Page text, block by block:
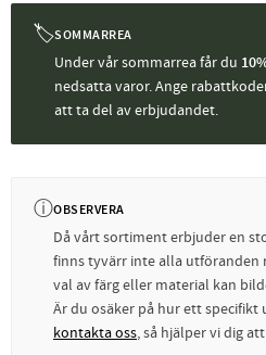
🏷SOMMARREA
Under vår sommarrea får du
nedsatta varor. Ange
att ta del av erbjudandet.
ⓘOBSERVERA
Då vårt sortiment erbjuder en
finns tyvärr inte alla utföranden
val av färg eller material kan
Är du osäker på hur ett specifikt
kontakta oss, så hjälper vi dig